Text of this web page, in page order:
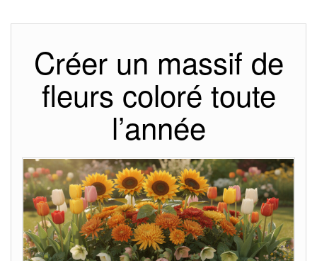
Créer un massif de
fleurs coloré toute
l’année